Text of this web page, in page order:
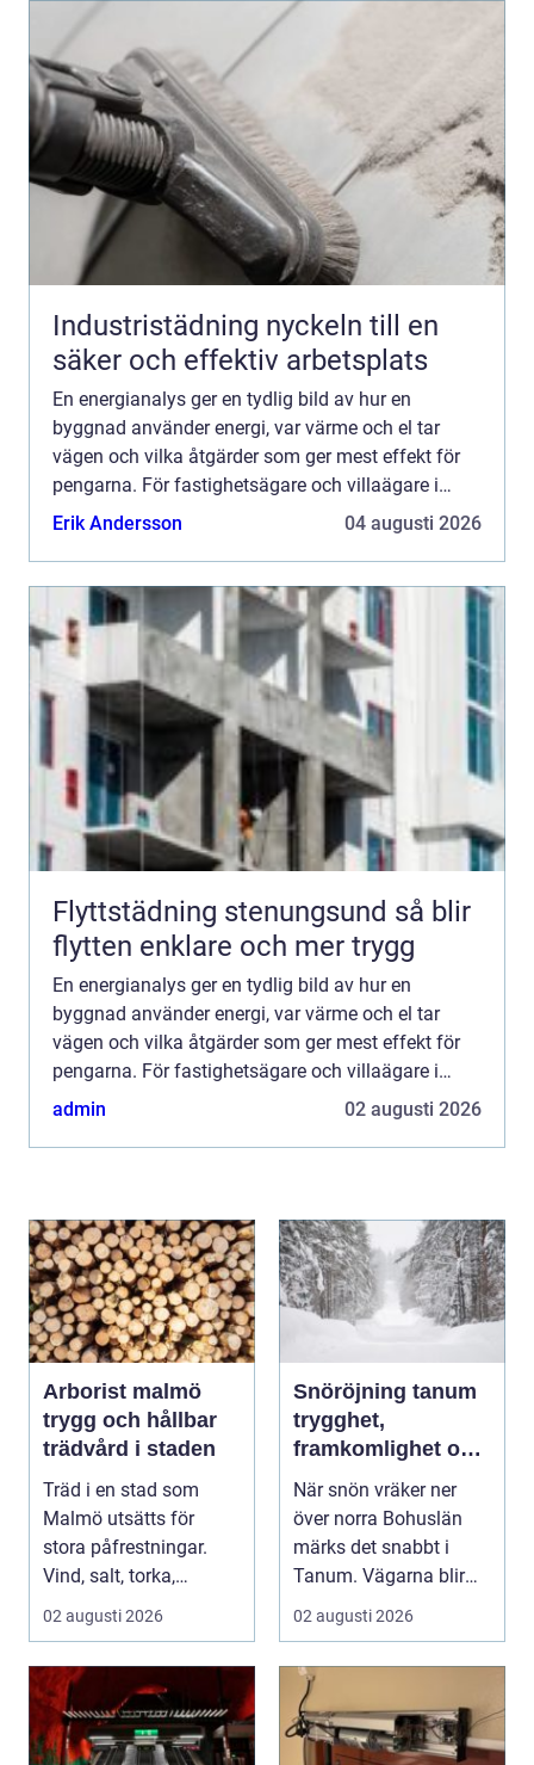
Industristädning nyckeln till en
säker och effektiv arbetsplats
En energianalys ger en tydlig bild av hur en
byggnad använder energi, var värme och el tar
vägen och vilka åtgärder som ger mest effekt för
pengarna. För fastighetsägare och villaägare i
Malmö blir frågan allt mer aktuell när energipriser
Erik Andersson 04 augusti 2026
Flyttstädning stenungsund så blir
flytten enklare och mer trygg
En energianalys ger en tydlig bild av hur en
byggnad använder energi, var värme och el tar
vägen och vilka åtgärder som ger mest effekt för
pengarna. För fastighetsägare och villaägare i
Malmö blir frågan allt mer aktuell när energipriser
admin 02 augusti 2026
Arborist malmö
trygg och hållbar
trädvård i staden
Träd i en stad som
Malmö utsätts för
stora påfrestningar.
Vind, salt, torka,
markarbeten och
02 augusti 2026
Snöröjning tanum
trygghet,
framkomlighet och
mindre stress i
vintern
När snön vräker ner
över norra Bohuslän
märks det snabbt i
Tanum. Vägarna blir
smalare, parkeringar ...
02 augusti 2026